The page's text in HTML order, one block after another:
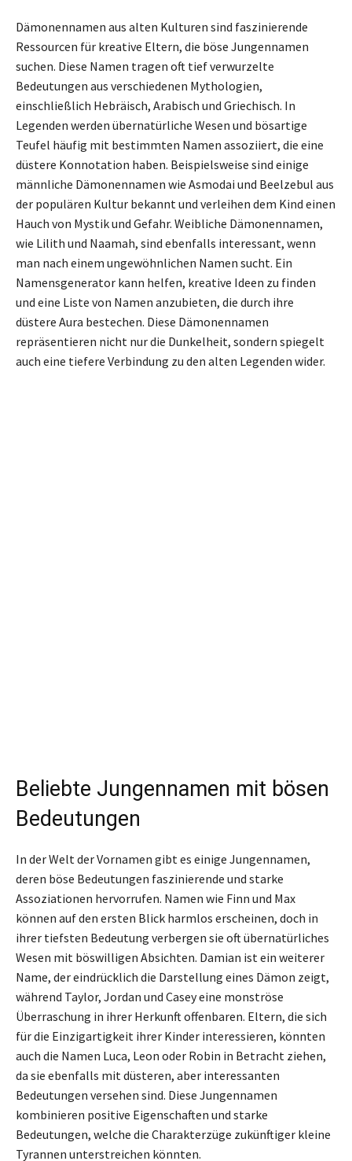
Dämonennamen aus alten Kulturen sind faszinierende
Ressourcen für kreative Eltern, die böse Jungennamen
suchen. Diese Namen tragen oft tief verwurzelte
Bedeutungen aus verschiedenen Mythologien,
einschließlich Hebräisch, Arabisch und Griechisch. In
Legenden werden übernatürliche Wesen und bösartige
Teufel häufig mit bestimmten Namen assoziiert, die eine
düstere Konnotation haben. Beispielsweise sind einige
männliche Dämonennamen wie Asmodai und Beelzebul aus
der populären Kultur bekannt und verleihen dem Kind einen
Hauch von Mystik und Gefahr. Weibliche Dämonennamen,
wie Lilith und Naamah, sind ebenfalls interessant, wenn
man nach einem ungewöhnlichen Namen sucht. Ein
Namensgenerator kann helfen, kreative Ideen zu finden
und eine Liste von Namen anzubieten, die durch ihre
düstere Aura bestechen. Diese Dämonennamen
repräsentieren nicht nur die Dunkelheit, sondern spiegelt
auch eine tiefere Verbindung zu den alten Legenden wider.
Beliebte Jungennamen mit bösen
Bedeutungen
In der Welt der Vornamen gibt es einige Jungennamen,
deren böse Bedeutungen faszinierende und starke
Assoziationen hervorrufen. Namen wie Finn und Max
können auf den ersten Blick harmlos erscheinen, doch in
ihrer tiefsten Bedeutung verbergen sie oft übernatürliches
Wesen mit böswilligen Absichten. Damian ist ein weiterer
Name, der eindrücklich die Darstellung eines Dämon zeigt,
während Taylor, Jordan und Casey eine monströse
Überraschung in ihrer Herkunft offenbaren. Eltern, die sich
für die Einzigartigkeit ihrer Kinder interessieren, könnten
auch die Namen Luca, Leon oder Robin in Betracht ziehen,
da sie ebenfalls mit düsteren, aber interessanten
Bedeutungen versehen sind. Diese Jungennamen
kombinieren positive Eigenschaften und starke
Bedeutungen, welche die Charakterzüge zukünftiger kleine
Tyrannen unterstreichen könnten.